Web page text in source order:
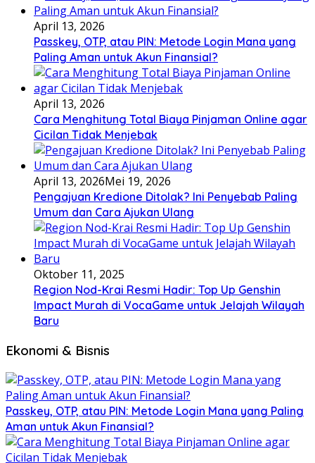
April 13, 2026
Passkey, OTP, atau PIN: Metode Login Mana yang
Paling Aman untuk Akun Finansial?
April 13, 2026
Cara Menghitung Total Biaya Pinjaman Online agar
Cicilan Tidak Menjebak
April 13, 2026Mei 19, 2026
Pengajuan Kredione Ditolak? Ini Penyebab Paling
Umum dan Cara Ajukan Ulang
Oktober 11, 2025
Region Nod-Krai Resmi Hadir: Top Up Genshin
Impact Murah di VocaGame untuk Jelajah Wilayah
Baru
Ekonomi & Bisnis
Passkey, OTP, atau PIN: Metode Login Mana yang Paling
Aman untuk Akun Finansial?